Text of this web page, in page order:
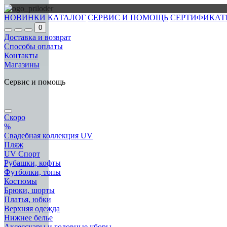
НОВИНКИ КАТАЛОГ СЕРВИС И ПОМОЩЬ
0
Доставка и возврат
Способы оплаты
Контакты
Магазины
Сервис и помощь
Скоро
%
Свадебная коллекция UV
Пляж
UV Спорт
Рубашки, кофты
Футболки, топы
Костюмы
Брюки, шорты
Платья, юбки
Верхняя одежда
Нижнее белье